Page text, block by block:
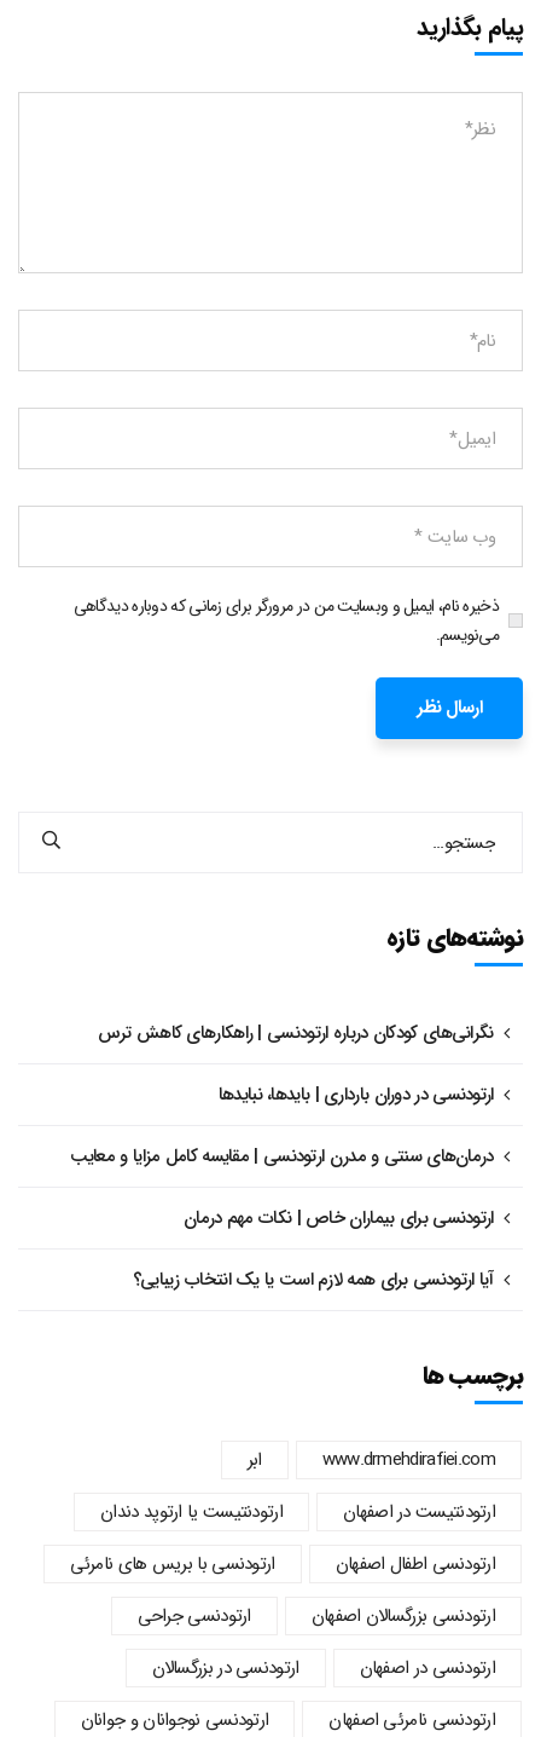
پیام بگذارید
ذخیره نام، ایمیل و وبسایت من در مرورگر برای زمانی که دوباره دیدگاهی
می‌نویسم.
نوشته‌های تازه
نگرانی‌های کودکان درباره ارتودنسی | راهکارهای کاهش ترس
ارتودنسی در دوران بارداری | بایدها، نبایدها
درمان‌های سنتی و مدرن ارتودنسی | مقایسه کامل مزایا و معایب
ارتودنسی برای بیماران خاص | نکات مهم درمان
آیا ارتودنسی برای همه لازم است یا یک انتخاب زیبایی؟
برچسب ها
www.drmehdirafiei.com
ابر
ارتودنتیست در اصفهان
ارتودنتیست یا ارتوپد دندان
ارتودنسي اطفال اصفهان
ارتودنسی با بریس های نامرئی
ارتودنسی بزرگسالان اصفهان
ارتودنسی جراحی
ارتودنسی در اصفهان
ارتودنسی در بزرگسالان
ارتودنسی نامرئی اصفهان
ارتودنسی نوجوانان و جوانان